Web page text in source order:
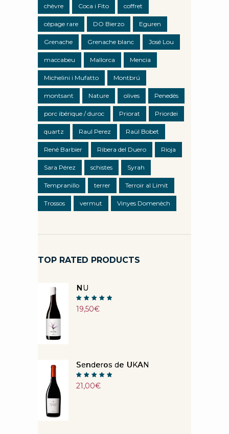
chèvre Coca i Fito coffret
cépage rare DO Bierzo Eguren
Grenache Grenache blanc José Lou
maccabeu Mallorca Mencia
Michelini i Mufatto Montbrú
montsant Nature olives Penedés
porc ibérique / duroc Priorat Priordei
quartz Raul Perez Raül Bobet
René Barbier Ribera del Duero Rioja
Sara Pérez schistes Syrah
Tempranillo terrer Terroir al Limit
Trossos vermut Vinyes Domenèch
TOP RATED PRODUCTS
NU
Note
5.00
19,50€
Senderos de UKAN
Note
5.00
21,00€